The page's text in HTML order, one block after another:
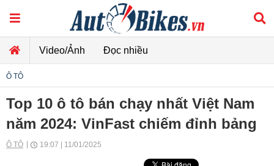
Video/Ảnh Đọc nhiều
Ô TÔ
Top 10 ô tô bán chạy nhất Việt Nam
năm 2024: VinFast chiếm đỉnh bảng
Ô TÔ 19:07 | 11/01/2025